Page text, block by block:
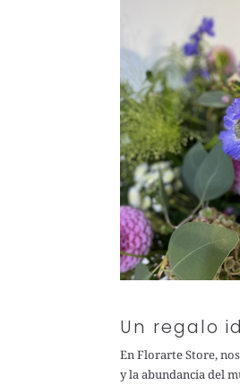
Un regalo
En Florarte Store,
y la abundancia del